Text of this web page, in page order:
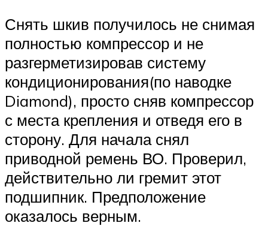
Снять шкив получилось не снимая
полностью компрессор и не
разгерметизировав систему
кондиционирования(по наводке
Diamond), просто сняв компрессор
с места крепления и отведя его в
сторону. Для начала снял
приводной ремень ВО. Проверил,
действительно ли гремит этот
подшипник. Предположение
оказалось верным.